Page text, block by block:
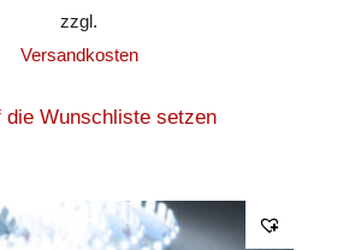
zzgl.
Versandkosten
die Wunschliste setzen